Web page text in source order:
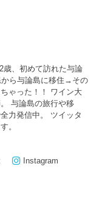
歳、初めて訪れた与論
から与論島に移住→その
ゃった！！ ワイン大
与論島の旅行や移
力発信中。 ツイッタ
。
Instagram